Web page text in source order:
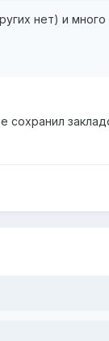
нет) и
сохранил